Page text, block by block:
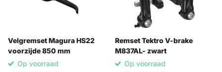
Velgremset Magura HS22
voorzijde 850 mm
Op voorraad
Remset Tektro V-brake
M837AL- zwart
Op voorraad